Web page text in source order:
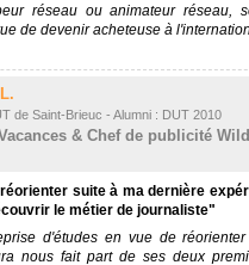
réseau ou animateur réseau,
de devenir acheteuse à
de Saint-Brieuc - Alumni : DUT 2010
& Chef de publicité
suite à ma dernière
le métier de journaliste"
d'études en vue de
nous fait part de ses deux